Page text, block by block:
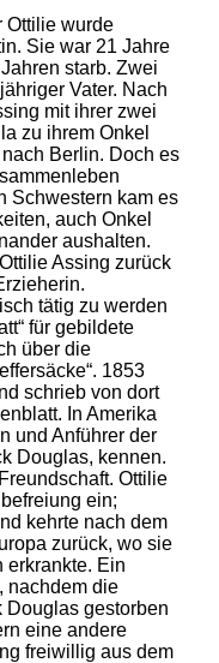
Ottilie wurde
Sie war 21 Jahre
starb. Zwei
Vater. Nach
mit ihrer zwei
zu ihrem Onkel
Berlin. Doch es
Schwestern kam es
auch Onkel
aushalten.
Assing zurück
tätig zu werden
für gebildete
über die
1853
schrieb von dort
In Amerika
und Anführer der
Douglas, kennen.
Ottilie
ein;
kehrte nach dem
zurück, wo sie
erkrankte. Ein
nachdem die
Douglas gestorben
eine andere
freiwillig aus dem